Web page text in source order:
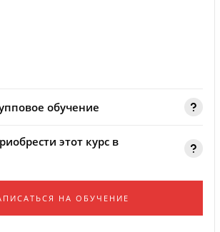
обучение
этот курс в
НА ОБУЧЕНИЕ